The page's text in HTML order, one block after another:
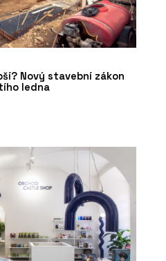
Nový stavební zákon
ledna